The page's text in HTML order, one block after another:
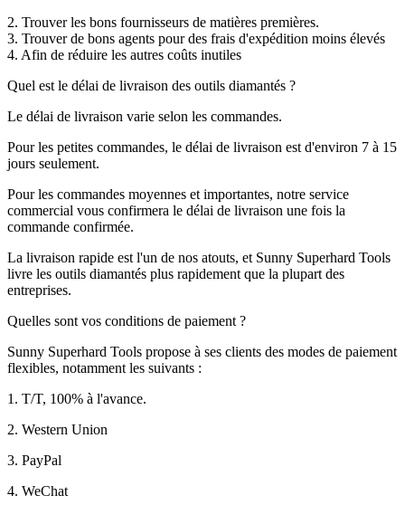
2. Trouver les bons fournisseurs de matières premières.
3. Trouver de bons agents pour des frais d'expédition moins élevés
4. Afin de réduire les autres coûts inutiles
Quel est le délai de livraison des outils diamantés ?
Le délai de livraison varie selon les commandes.
Pour les petites commandes, le délai de livraison est d'environ 7 à 15
jours seulement.
Pour les commandes moyennes et importantes, notre service
commercial vous confirmera le délai de livraison une fois la
commande confirmée.
La livraison rapide est l'un de nos atouts, et Sunny Superhard Tools
livre les outils diamantés plus rapidement que la plupart des
entreprises.
Quelles sont vos conditions de paiement ?
Sunny Superhard Tools propose à ses clients des modes de paiement
flexibles, notamment les suivants :
1. T/T, 100% à l'avance.
2. Western Union
3. PayPal
4. WeChat